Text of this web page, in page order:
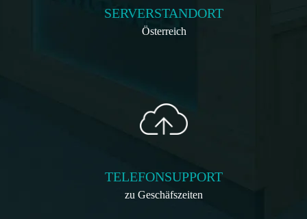
SERVERSTANDORT
Österreich
TELEFONSUPPORT
zu Geschäfszeiten